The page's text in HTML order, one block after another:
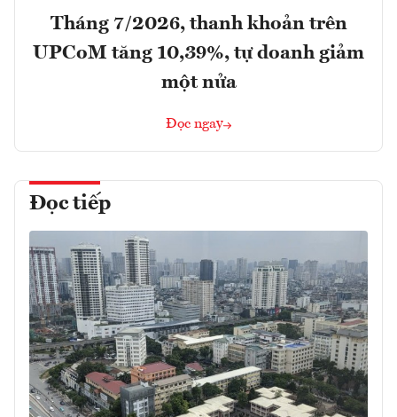
Tháng 7/2026, thanh khoản trên
UPCoM tăng 10,39%, tự doanh giảm
một nửa
Đọc ngay
Đọc tiếp